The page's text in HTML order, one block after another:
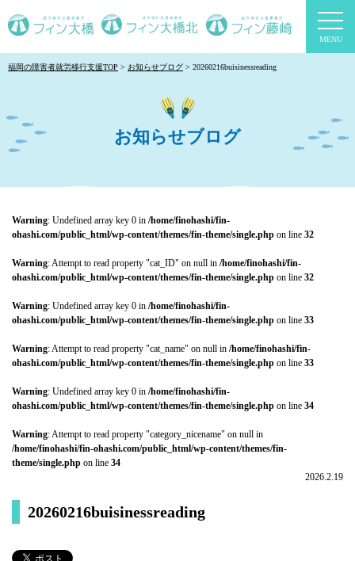
福岡の障害者就労移行支援TOP お知らせブログ 20260216buisinessreading
お知らせブログ
Warning: Undefined array key 0 in /home/finohashi/fin-
ohashi.com/public_html/wp-content/themes/fin-theme/single.php on line 32
Warning: Attempt to read property "cat_ID" on null in /home/finohashi/fin-
ohashi.com/public_html/wp-content/themes/fin-theme/single.php on line 32
Warning: Undefined array key 0 in /home/finohashi/fin-
ohashi.com/public_html/wp-content/themes/fin-theme/single.php on line 33
Warning: Attempt to read property "cat_name" on null in /home/finohashi/fin-
ohashi.com/public_html/wp-content/themes/fin-theme/single.php on line 33
Warning: Undefined array key 0 in /home/finohashi/fin-
ohashi.com/public_html/wp-content/themes/fin-theme/single.php on line 34
Warning: Attempt to read property "category_nicename" on null in
/home/finohashi/fin-ohashi.com/public_html/wp-content/themes/fin-
theme/single.php on line 34
2026.2.19
20260216buisinessreading